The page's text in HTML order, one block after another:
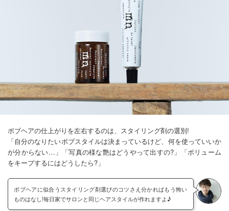
ボブヘアの仕上がりを左右するのは、スタイリング剤の選別!
「自分のなりたいボブスタイルは決まっているけど、何を使っていいか
が分からない…」「写真の様な艶はどうやって出すの?」「ボリューム
をキープするにはどうしたら?」
ボブヘアに似合うスタイリング剤選びのコツさえ分かればもう怖い
ものはなし!毎日家でサロンと同じヘアスタイルが作れますよ♪